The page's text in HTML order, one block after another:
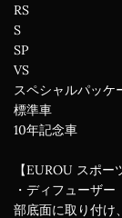
RS
S
SP
VS
スペシャルパッケ
標準車
10年記念車
【EUROU スポー
・ディフューザ
部底面に取り付け